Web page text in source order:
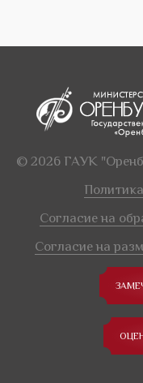
© 2026 ГАУК
Согласие на
Согласие на